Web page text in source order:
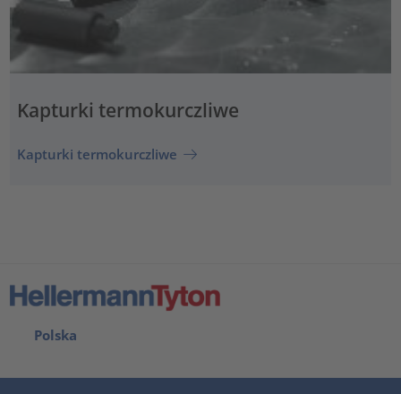
Kapturki termokurczliwe
Kapturki termokurczliwe
Polska